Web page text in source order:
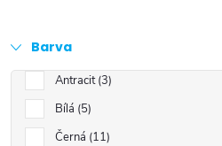
Barva
Antracit 3
Bílá 5
Černá 11